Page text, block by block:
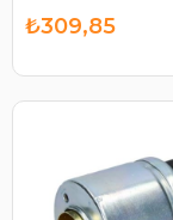
₺309,85